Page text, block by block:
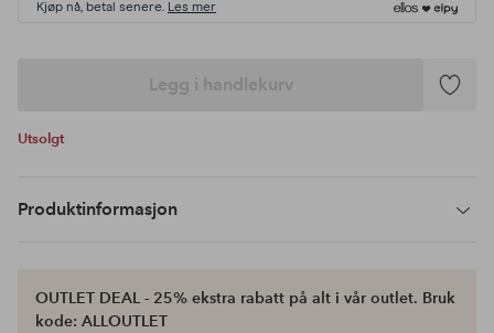
Kjøp nå, betal senere. Les mer
Legg i handlekurv
Legg
Utsolgt
Produktinformasjon
OUTLET DEAL - 25% ekstra rabatt på alt i vår outlet. Bruk
kode: ALLOUTLET